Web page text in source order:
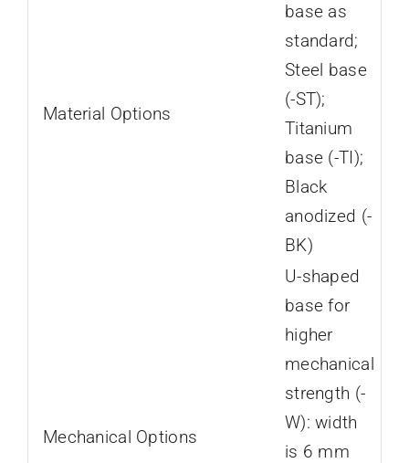
Material Options
base as
standard;
Steel base
(-ST);
Titanium
base (-TI);
Black
anodized (-
BK)
Mechanical Options
U-shaped
base for
higher
mechanical
strength (-
W): width
is 6 mm